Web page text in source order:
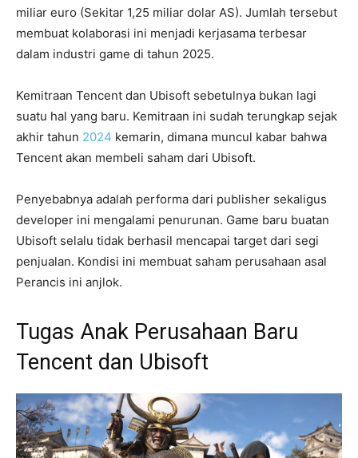
miliar euro (Sekitar 1,25 miliar dolar AS). Jumlah tersebut
membuat kolaborasi ini menjadi kerjasama terbesar
dalam industri game di tahun 2025.
Kemitraan Tencent dan Ubisoft sebetulnya bukan lagi
suatu hal yang baru. Kemitraan ini sudah terungkap sejak
akhir tahun 2024 kemarin, dimana muncul kabar bahwa
Tencent akan membeli saham dari Ubisoft.
Penyebabnya adalah performa dari publisher sekaligus
developer ini mengalami penurunan. Game baru buatan
Ubisoft selalu tidak berhasil mencapai target dari segi
penjualan. Kondisi ini membuat saham perusahaan asal
Perancis ini anjlok.
Tugas Anak Perusahaan Baru
Tencent dan Ubisoft